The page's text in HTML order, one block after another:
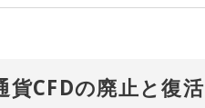
CFDの廃止と復活